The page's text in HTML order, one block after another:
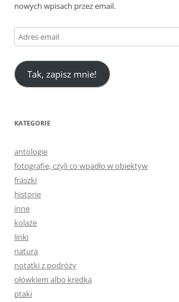
nowych wpisach przez email.
Adres
email
Tak, zapisz mnie!
KATEGORIE
antologie
fotografie, czyli co wpadło w obiektyw
fraszki
historie
inne
kolaże
linki
natura
notatki z podróży
ołówkiem albo kredką
ptaki